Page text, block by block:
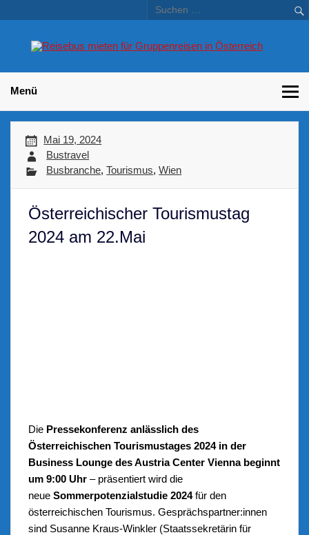
–
Menü
Mai 19, 2024
Bustravel
Busbranche,Tourismus,Wien
Österreichischer Tourismustag
2024 am 22.Mai
Die Pressekonferenz anlässlich des
Österreichischen Tourismustages 2024 in der
Business Lounge des Austria Center Vienna beginnt
um 9:00 Uhr– präsentiert wird die
neue Sommerpotenzialstudie 2024für den
österreichischen Tourismus. Gesprächspartner:innen
sind Susanne Kraus-Winkler (Staatssekretärin für